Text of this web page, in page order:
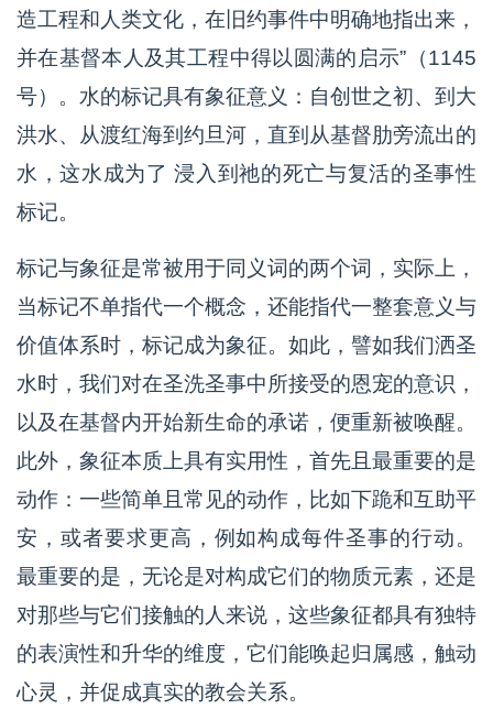
造工程和人类文化，在旧约事件中明确地指出来，
并在基督本人及其工程中得以圆满的启示”（1145
号）。水的标记具有象征意义：自创世之初、到大
洪水、从渡红海到约旦河，直到从基督肋旁流出的
水，这水成为了 浸入到祂的死亡与复活的圣事性
标记。
标记与象征是常被用于同义词的两个词，实际上，
当标记不单指代一个概念，还能指代一整套意义与
价值体系时，标记成为象征。如此，譬如我们洒圣
水时，我们对在圣洗圣事中所接受的恩宠的意识，
以及在基督内开始新生命的承诺，便重新被唤醒。
此外，象征本质上具有实用性，首先且最重要的是
动作：一些简单且常见的动作，比如下跪和互助平
安，或者要求更高，例如构成每件圣事的行动。
最重要的是，无论是对构成它们的物质元素，还是
对那些与它们接触的人来说，这些象征都具有独特
的表演性和升华的维度，它们能唤起归属感，触动
心灵，并促成真实的教会关系。